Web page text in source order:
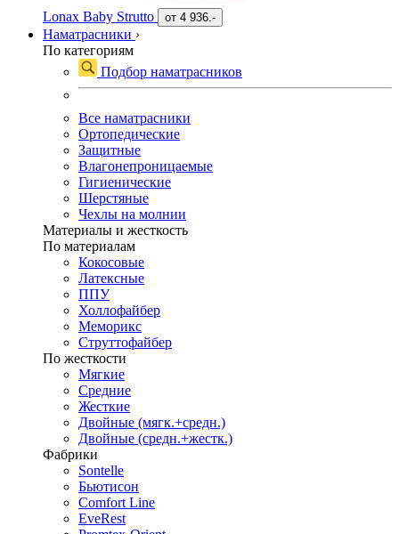
Lonax Baby Strutto от 4 936.-
Наматрасники ›
По категориям
Подбор наматрасников
Все наматрасники
Ортопедические
Защитные
Влагонепроницаемые
Гигиенические
Шерстяные
Чехлы на молнии
Материалы и жесткость
По материалам
Кокосовые
Латексные
ППУ
Холлофайбер
Меморикс
Струттофайбер
По жесткости
Мягкие
Средние
Жесткие
Двойные (мягк.+средн.)
Двойные (средн.+жестк.)
Фабрики
Sontelle
Бьютисон
Comfort Line
EveRest